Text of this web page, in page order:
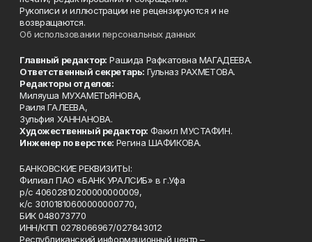
Рукописи и иллюстрации не рецензируются и не
возвращаются.
Об использовании персональных данных
Главный редактор: Рашида Рафкатовна МАГАДЕЕВА.
Ответственный секретарь: Гульназ РАХМЕТОВА.
Редакторы отделов:
Миляуша МУХАМЕТЬЯНОВА,
Раиля ГАЛЕЕВА,
Зульфия ХАННАНОВА.
Художественный редактор: Факил МУСТАФИН.
Инженер по верстке: Регина ШАФИКОВА.
БАНКОВСКИЕ РЕКВИЗИТЫ:
Филиал ПАО «БАНК УРАЛСИБ» в г.Уфа
р/с 40602810200000000009,
к/с 30101810600000000770,
БИК 048073770
ИНН/КПП 0278066967/027843012
Республиканский информационный центр –